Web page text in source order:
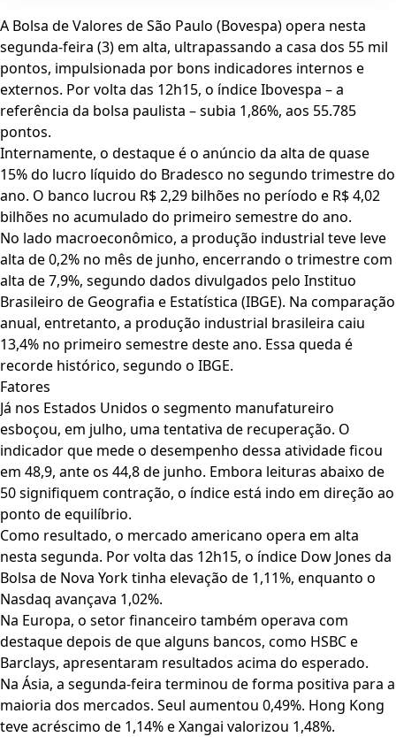
A Bolsa de Valores de São Paulo (Bovespa) opera nesta
segunda-feira (3) em alta, ultrapassando a casa dos 55 mil
pontos, impulsionada por bons indicadores internos e
externos. Por volta das 12h15, o índice Ibovespa – a
referência da bolsa paulista – subia 1,86%, aos 55.785
pontos.
Internamente, o destaque é o anúncio da alta de quase
15% do lucro líquido do Bradesco no segundo trimestre do
ano. O banco lucrou R$ 2,29 bilhões no período e R$ 4,02
bilhões no acumulado do primeiro semestre do ano.
No lado macroeconômico, a produção industrial teve leve
alta de 0,2% no mês de junho, encerrando o trimestre com
alta de 7,9%, segundo dados divulgados pelo Instituo
Brasileiro de Geografia e Estatística (IBGE). Na comparação
anual, entretanto, a produção industrial brasileira caiu
13,4% no primeiro semestre deste ano. Essa queda é
recorde histórico, segundo o IBGE.
Fatores
Já nos Estados Unidos o segmento manufatureiro
esboçou, em julho, uma tentativa de recuperação. O
indicador que mede o desempenho dessa atividade ficou
em 48,9, ante os 44,8 de junho. Embora leituras abaixo de
50 signifiquem contração, o índice está indo em direção ao
ponto de equilíbrio.
Como resultado, o mercado americano opera em alta
nesta segunda. Por volta das 12h15, o índice Dow Jones da
Bolsa de Nova York tinha elevação de 1,11%, enquanto o
Nasdaq avançava 1,02%.
Na Europa, o setor financeiro também operava com
destaque depois de que alguns bancos, como HSBC e
Barclays, apresentaram resultados acima do esperado.
Na Ásia, a segunda-feira terminou de forma positiva para a
maioria dos mercados. Seul aumentou 0,49%. Hong Kong
teve acréscimo de 1,14% e Xangai valorizou 1,48%.